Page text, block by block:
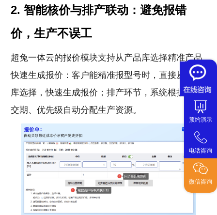
预约演示
电话咨询
微信咨询
2. 智能核价与排产联动：避免报错
价，生产不误工
超兔一体云的报价模块支持从产品库选择精准产品
快速生成报价：客户能精准报型号时，直接从产品
库选择，快速生成报价；排产环节，系统根据订单
交期、优先级自动分配生产资源。